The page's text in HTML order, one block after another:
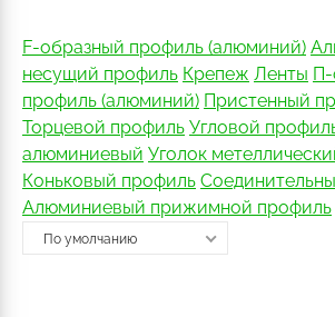
F-образный профиль (алюминий)
несущий профиль Крепеж Ленты П-
профиль (алюминий) Пристенный
Торцевой профиль Угловой
алюминиевый Уголок
Коньковый профиль
Алюминиевый прижимной профиль
По умолчанию